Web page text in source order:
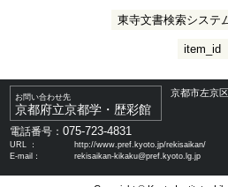
東寺文書検索システ
item_id
お問い合わせ先
京都府立京都学・歴彩館
京都市左京
電話番号：075-723-4831
URL ：
http://www.pref.kyoto.jp/rekisaikan/
E-mail：
rekisaikan-kikaku@pref.kyoto.lg.jp